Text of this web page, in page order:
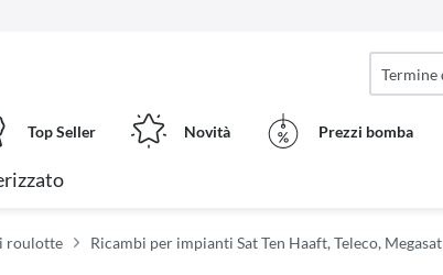
Top Seller Novità Prezzi bomba
roulotte Ricambi per impianti Sat Ten Haaft, Teleco, Megasat